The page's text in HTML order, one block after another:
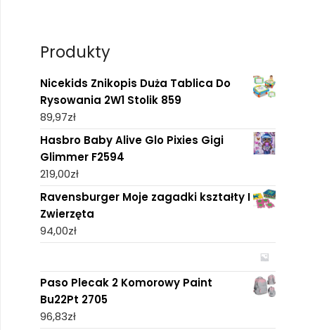
Produkty
Nicekids Znikopis Duża Tablica Do
Rysowania 2W1 Stolik 859
89,97zł
Hasbro Baby Alive Glo Pixies Gigi
Glimmer F2594
219,00zł
Ravensburger Moje zagadki kształty I
Zwierzęta
94,00zł
Paso Plecak 2 Komorowy Paint
Bu22Pt 2705
96,83zł